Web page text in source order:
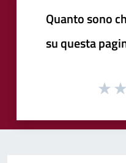
Quanto sono
su questa